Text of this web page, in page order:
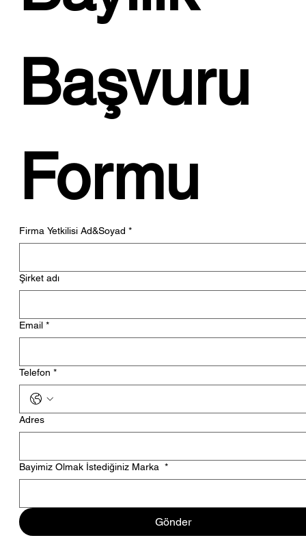
İSTİKBAL'DEN EVLENENLERE BÜYÜK
Başvuru
Formu
Firma Yetkilisi Ad&Soyad *
Şirket adı
Email *
Telefon *
Adres
Bayimiz Olmak İstediğiniz Marka *
Gönder